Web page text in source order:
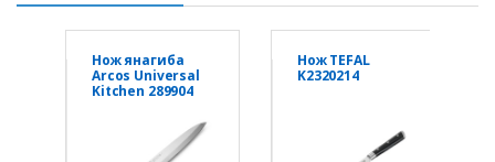
Нож янагиба
Arcos Universal
Kitchen 289904
Нож TEFAL
K2320214